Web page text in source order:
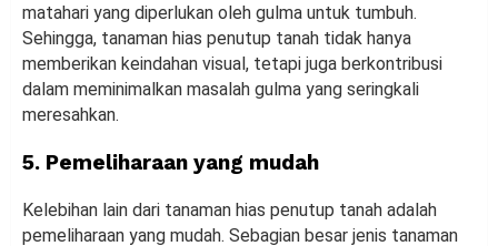
matahari yang diperlukan oleh gulma untuk tumbuh.
Sehingga, tanaman hias penutup tanah tidak hanya
memberikan keindahan visual, tetapi juga berkontribusi
dalam meminimalkan masalah gulma yang seringkali
meresahkan.
5. Pemeliharaan yang mudah
Kelebihan lain dari tanaman hias penutup tanah adalah
pemeliharaan yang mudah. Sebagian besar jenis tanaman